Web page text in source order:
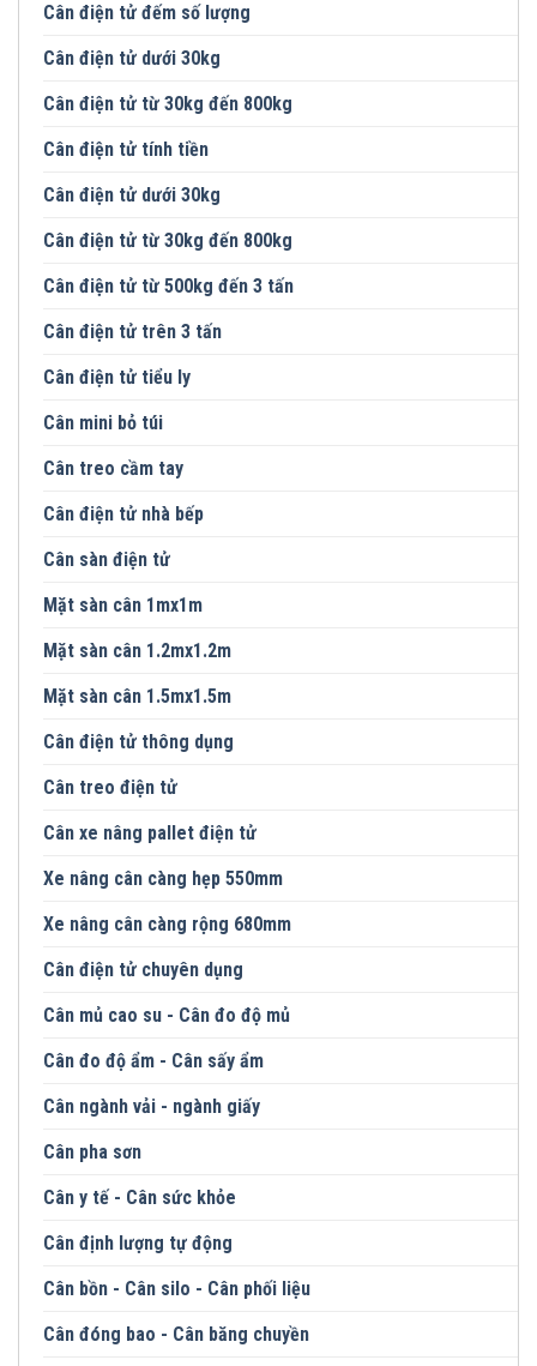
Cân điện tử đếm số lượng
Cân điện tử dưới 30kg
Cân điện tử từ 30kg đến 800kg
Cân điện tử tính tiền
Cân điện tử dưới 30kg
Cân điện tử từ 30kg đến 800kg
Cân điện tử từ 500kg đến 3 tấn
Cân điện tử trên 3 tấn
Cân điện tử tiểu ly
Cân mini bỏ túi
Cân treo cầm tay
Cân điện tử nhà bếp
Cân sàn điện tử
Mặt sàn cân 1mx1m
Mặt sàn cân 1.2mx1.2m
Mặt sàn cân 1.5mx1.5m
Cân điện tử thông dụng
Cân treo điện tử
Cân xe nâng pallet điện tử
Xe nâng cân càng hẹp 550mm
Xe nâng cân càng rộng 680mm
Cân điện tử chuyên dụng
Cân mủ cao su - Cân đo độ mủ
Cân đo độ ẩm - Cân sấy ẩm
Cân ngành vải - ngành giấy
Cân pha sơn
Cân y tế - Cân sức khỏe
Cân định lượng tự động
Cân bồn - Cân silo - Cân phối liệu
Cân đóng bao - Cân băng chuyền